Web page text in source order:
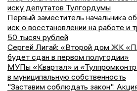
иску депутатов Тулгордумы
Первый заместитель начальника
иск о восстановлении на работе и
50 тысяч рублей
Сергей Лигай: «Второй дом ЖК
будет сдан в первом полугодии»
МУПы «Квартал» и
в муниципальную собственность
"Заставим соблюдать закон".